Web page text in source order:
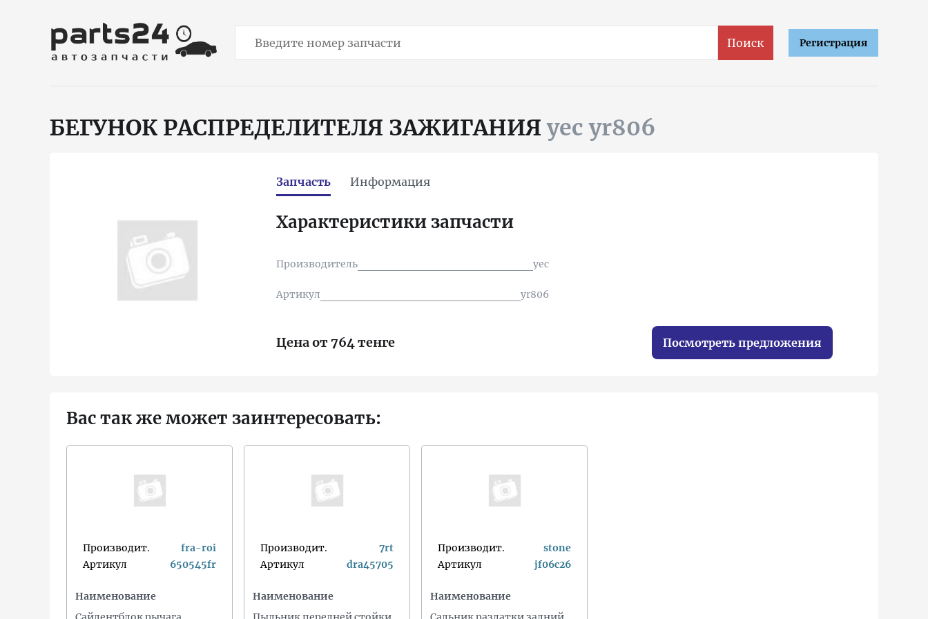
Поиск Регистрация
БЕГУНОК РАСПРЕДЕЛИТЕЛЯ ЗАЖИГАНИЯyec yr806
Запчасть Информация
Характеристики запчасти
Производитель yec
Артикул yr806
Цена от 764 тенге Посмотреть предложения
Вас так же может заинтересовать:
Производит.
fra-roi
Артикул
650545fr
Наименование
Производит.
7rt
Артикул
dra45705
Наименование
Производит.
stone
Артикул
jf06c26
Наименование